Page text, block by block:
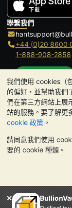
我們使用 cookies（
的偏好，並幫助我們
們在第三方網站上展
站的服務。要了解更
cookie 政策 。
請同意我們使用
要的 cookie 種類。
聯繫我們
+44 (0)20 8600
1-888-908-2858
辦公時間:
9am to 8:30pm (
Galmarley Ltd T/
3 Shortlands (7th
London
W6 8DA
貴金屬的價
的價格走勢。
投資建議。您應該考
合您。